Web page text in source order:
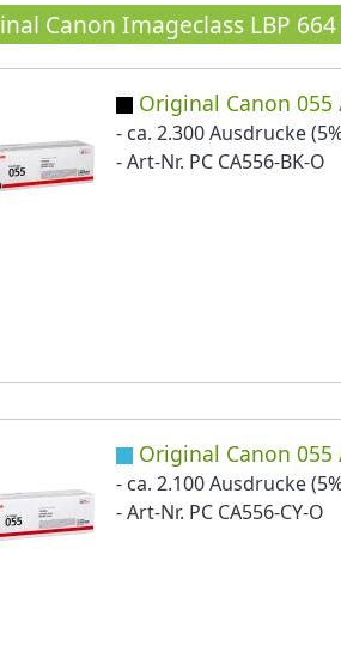
Canon Imageclass LBP 664
Original Canon 055
- ca. 2.300 Ausdrucke
- Art-Nr. PC CA556-BK-O
Original Canon 055
- ca. 2.100 Ausdrucke
- Art-Nr. PC CA556-CY-O